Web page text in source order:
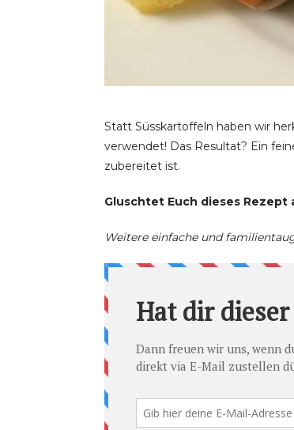
Statt Süsskartoffeln haben wir
verwendet! Das Resultat? Ein
zubereitet ist.
Gluschtet Euch dieses Rezept
Weitere einfache und